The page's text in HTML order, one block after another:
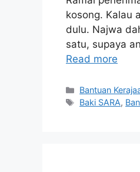
kosong. Kalau
dulu. Najwa
satu, supaya
Read more
Categories
Bantuan
Tags
Baki SARA,